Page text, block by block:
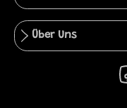
Über Uns